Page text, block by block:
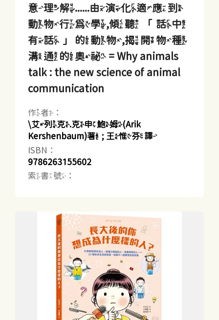
意理解......由演化適應到
動物行為學,傾聽「話中
有話」的動物,揭開物種
溝通的奧祕 = Why animals
talk : the new science of animal
communication
作者：
\艾列克.克申鮑姆(Arik
Kershenbaum)著 ; 王惟芬譯
ISBN：
9786263155602
索書號：